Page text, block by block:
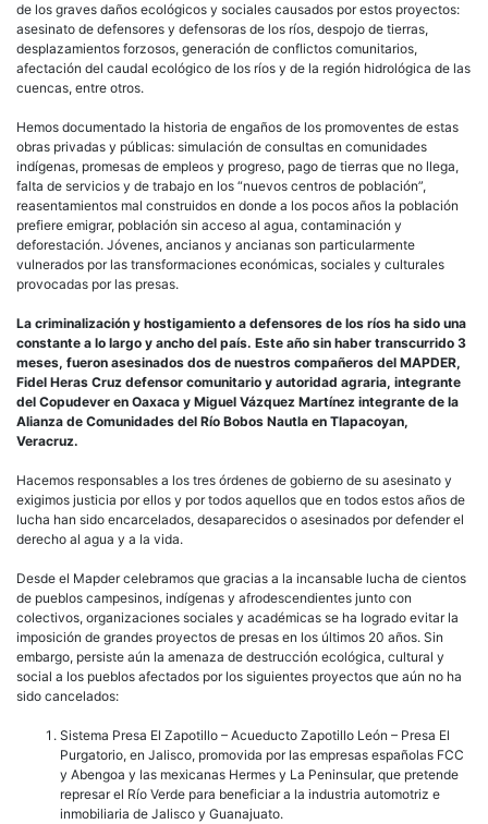
de los graves daños ecológicos y sociales causados por estos proyectos:
asesinato de defensores y defensoras de los ríos, despojo de tierras,
desplazamientos forzosos, generación de conflictos comunitarios,
afectación del caudal ecológico de los ríos y de la región hidrológica de las
cuencas, entre otros.
Hemos documentado la historia de engaños de los promoventes de estas
obras privadas y públicas: simulación de consultas en comunidades
indígenas, promesas de empleos y progreso, pago de tierras que no llega,
falta de servicios y de trabajo en los “nuevos centros de población”,
reasentamientos mal construidos en donde a los pocos años la población
prefiere emigrar, población sin acceso al agua, contaminación y
deforestación. Jóvenes, ancianos y ancianas son particularmente
vulnerados por las transformaciones económicas, sociales y culturales
provocadas por las presas.
La criminalización y hostigamiento a defensores de los ríos ha sido una
constante a lo largo y ancho del país. Este año sin haber transcurrido 3
meses, fueron asesinados dos de nuestros compañeros del MAPDER,
Fidel Heras Cruz defensor comunitario y autoridad agraria, integrante
del Copudever en Oaxaca y Miguel Vázquez Martínez integrante de la
Alianza de Comunidades del Río Bobos Nautla en Tlapacoyan,
Veracruz.
Hacemos responsables a los tres órdenes de gobierno de su asesinato y
exigimos justicia por ellos y por todos aquellos que en todos estos años de
lucha han sido encarcelados, desaparecidos o asesinados por defender el
derecho al agua y a la vida.
Desde el Mapder celebramos que gracias a la incansable lucha de cientos
de pueblos campesinos, indígenas y afrodescendientes junto con
colectivos, organizaciones sociales y académicas se ha logrado evitar la
imposición de grandes proyectos de presas en los últimos 20 años. Sin
embargo, persiste aún la amenaza de destrucción ecológica, cultural y
social a los pueblos afectados por los siguientes proyectos que aún no ha
sido cancelados:
Sistema Presa El Zapotillo – Acueducto Zapotillo León – Presa El
Purgatorio, en Jalisco, promovida por las empresas españolas FCC
y Abengoa y las mexicanas Hermes y La Peninsular, que pretende
represar el Río Verde para beneficiar a la industria automotriz e
inmobiliaria de Jalisco y Guanajuato.